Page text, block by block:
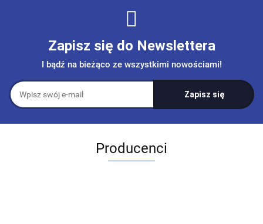
Zapisz się do Newslettera
I bądź na bieżąco ze wszystkimi nowościami!
Producenci